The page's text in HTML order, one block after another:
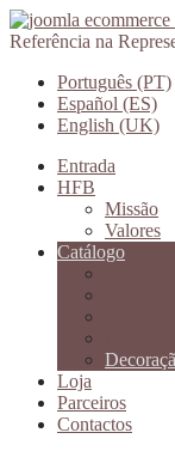
Referência na
Português (PT)
Español (ES)
English (UK)
Entrada
HFB
Missão
Valores
Catálogo
Loja
Parceiros
Contactos